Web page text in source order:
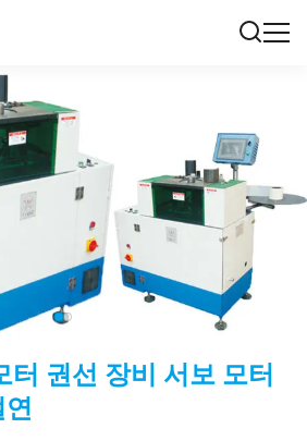
터 권선 장비 서보 모터
연